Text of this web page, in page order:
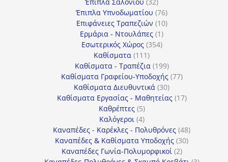
προϊόντα
Έπιπλα Υπνοδωματίου 7676
προϊόντα
Επιφάνειες Τραπεζιών 1010
Ερμάρια - Ντουλάπες 11
προϊόν
Εσωτερικός Χώρος 354354
Καθίσματα 111111
προϊόντα
Καθίσματα - Τραπέζια 199199
προϊόντα
Καθίσματα Γραφείου-Υποδοχής 7777
Καθίσματα Διευθυντικά 3030
προϊόντα
Καθίσματα Εργασίας - Μαθητείας 1717
Καθρέπτες 55
προϊόντα
Καλόγεροι 44
προϊόντα
Καναπέδες - Καρέκλες - Πολυθρόνες 4848
προϊόντα
Καναπέδες & Καθίσματα Υποδοχής 3030
Καναπέδες Γωνία-Πολυμορφικοί 22